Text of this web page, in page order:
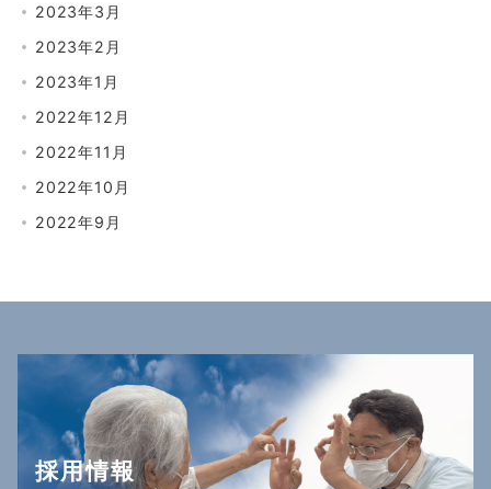
2023年3月
2023年2月
2023年1月
2022年12月
2022年11月
2022年10月
2022年9月
採用情報